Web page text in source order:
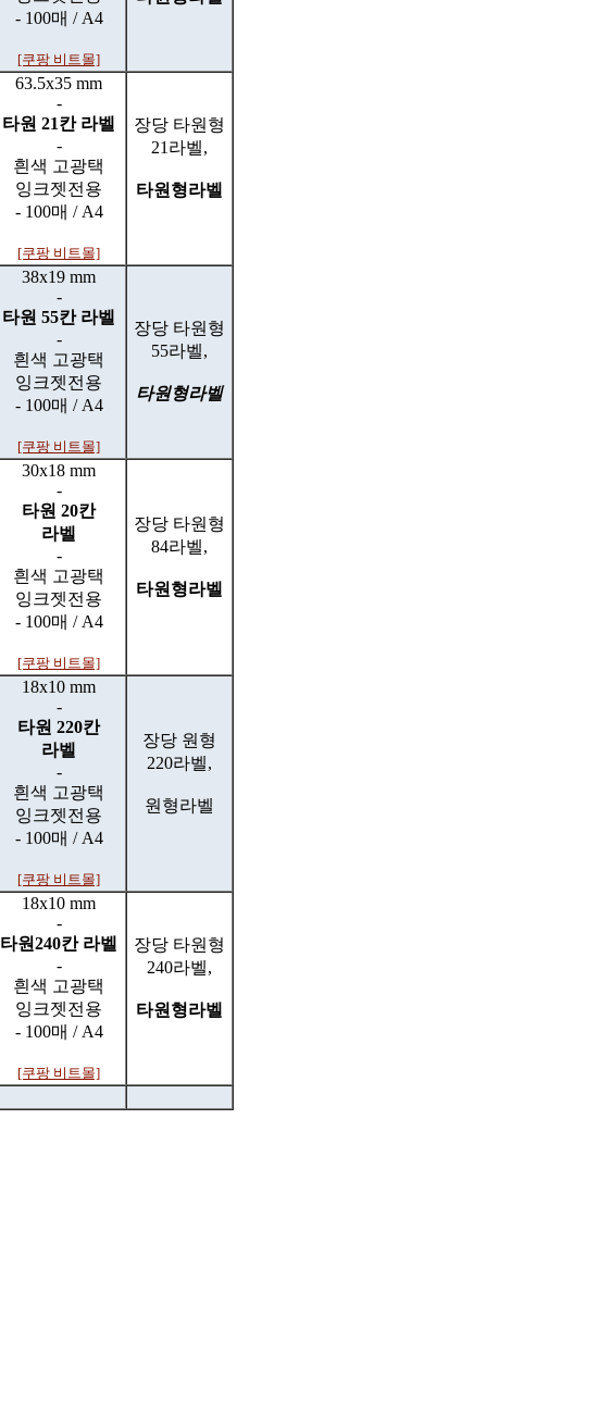
- 100매 / A4
[쿠팡 비트몰]
63.5x35 mm
-
타원 21칸 라벨
-
흰색 고광택
잉크젯전용
- 100매 / A4
[쿠팡 비트몰]
장당 타원형
21라벨,
타원형라벨
38x19 mm
-
타원 55칸 라벨
-
흰색 고광택
잉크젯전용
- 100매 / A4
[쿠팡 비트몰]
장당 타원형
55라벨,
타원형라벨
30x18 mm
-
타원 20칸
라벨
-
흰색 고광택
잉크젯전용
- 100매 / A4
[쿠팡 비트몰]
장당 타원형
84라벨,
타원형라벨
18x10 mm
-
타원 220칸
라벨
-
흰색 고광택
잉크젯전용
- 100매 / A4
[쿠팡 비트몰]
장당 원형
220라벨,
원형라벨
18x10 mm
-
타원240칸 라벨
-
흰색 고광택
잉크젯전용
- 100매 / A4
[쿠팡 비트몰]
장당 타원형
240라벨,
타원형라벨